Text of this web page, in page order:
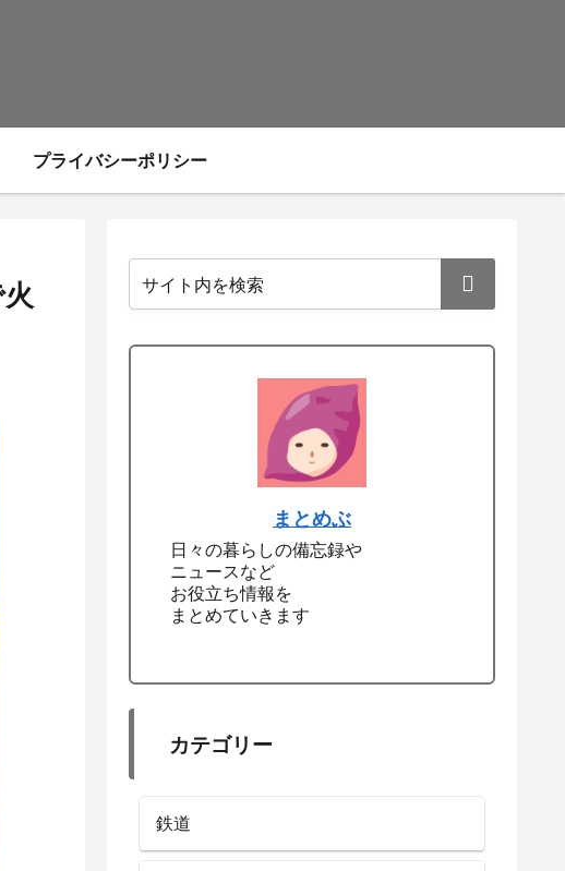
プライバシーポリシー
まとめぶ
日々の暮らしの備忘録や
ニュースなど
お役立ち情報を
まとめていきます
カテゴリー
鉄道